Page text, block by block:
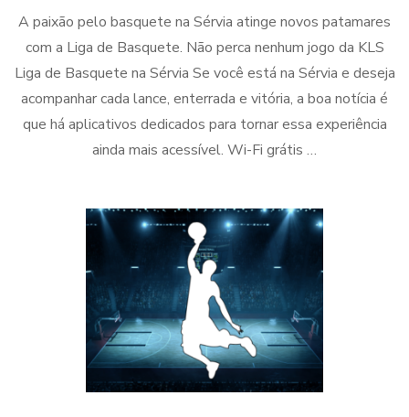
A paixão pelo basquete na Sérvia atinge novos patamares
com a Liga de Basquete. Não perca nenhum jogo da KLS
Liga de Basquete na Sérvia Se você está na Sérvia e deseja
acompanhar cada lance, enterrada e vitória, a boa notícia é
que há aplicativos dedicados para tornar essa experiência
ainda mais acessível. Wi-Fi grátis …